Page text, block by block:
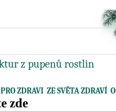
z pupenů rostlin
ZDRAVI ZE SVĚTA ZDRAVÍ
zde